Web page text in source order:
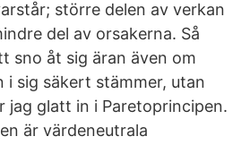
större delen av verkan
del av orsakerna. Så
sno åt sig äran även om
i sig säkert stämmer, utan
jag glatt in i Paretoprincipen.
är värdeneutrala